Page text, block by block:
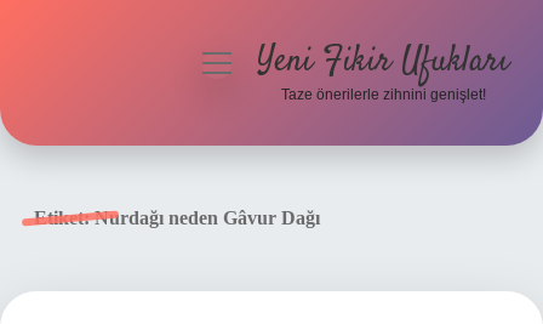
menüyüYeni Fikir Ufukları
Taze önerilerle zihnini genişlet!
Etiket:Nurdağı neden Gâvur Dağı